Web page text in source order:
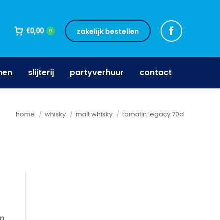
€0,00 0 zakelijk bestellen
slijterij partyverhuur contact
Je bent hier:
home whisky malt whisky tomatin legacy 70cl